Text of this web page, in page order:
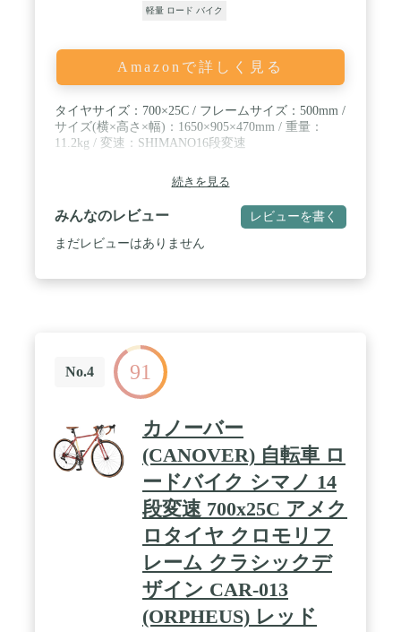
軽量 ロード バイク
Amazonで詳しく見る
タイヤサイズ：700×25C / フレームサイズ：500mm /
サイズ(横×高さ×幅)：1650×905×470mm / 重量：
11.2kg / 変速：SHIMANO16段変速
続きを見る
みんなのレビュー レビューを書く
まだレビューはありません
No.4 91
カノーバー
(CANOVER) 自転車 ロ
ードバイク シマノ 14
段変速 700x25C アメク
ロタイヤ クロモリフ
レーム クラシックデ
ザイン CAR-013
(ORPHEUS) レッド